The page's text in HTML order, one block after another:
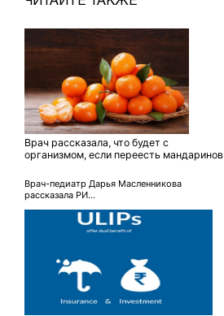
Врач рассказала, что будет с
организмом, если переесть мандаринов
Врач-педиатр Дарья Масленникова
рассказала РИ...